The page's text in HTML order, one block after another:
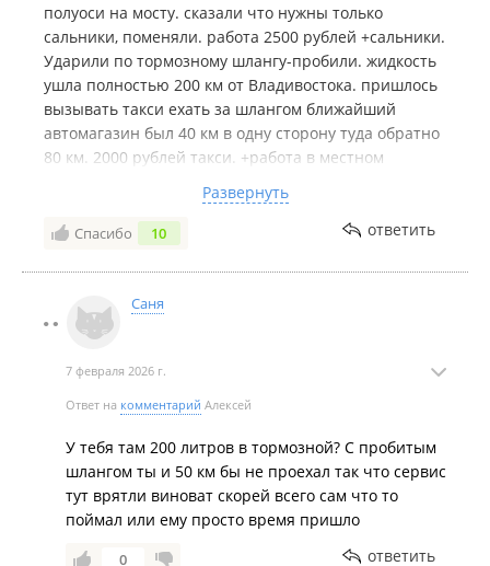
полуоси на мосту. сказали что нужны только
сальники, поменяли. работа 2500 рублей +сальники.
Ударили по тормозному шлангу-пробили. жидкость
ушла полностью 200 км от Владивостока. пришлось
вызывать такси ехать за шлангом ближайший
автомагазин был 40 км в одну сторону туда обратно
80 км. 2000 рублей такси. +работа в местном
закипела ступица после замены сальников. дымит
из колеса. спустя 5 дней после первого ремонта
вывод мол еще нужно поменять подшипники.
РЯБЯТ! Почему первый раз не сказали об этом?!?!?!
Поменяли подшипники. СОДРАЛИ ЕЩЕ 2000 РУБЛЕЙ
НА РАБОТУ? + 2000 РУБЛЕЙ ЗА ПОДШИПНИКИ И
ТОГО 4000Р.
Нечего не изменилось. Хоть бы денег постеснялись
брать второй раз, так как пробили тормозной
шланг. и благо не кого не прибил.
Дата посещения:повторное 12.03.2017
Не понравилось:Повторно Содрали деньги за туже
самую работу. хотя была гарантия.
Развернуть
Спасибо 10 ответить
Саня
7 февраля 2026 г.
Ответ на комментарий Алексей
У тебя там 200 литров в тормозной? С пробитым
шлангом ты и 50 км бы не проехал так что сервис
тут врятли виноват скорей всего сам что то
поймал или ему просто время пришло
0 ответить